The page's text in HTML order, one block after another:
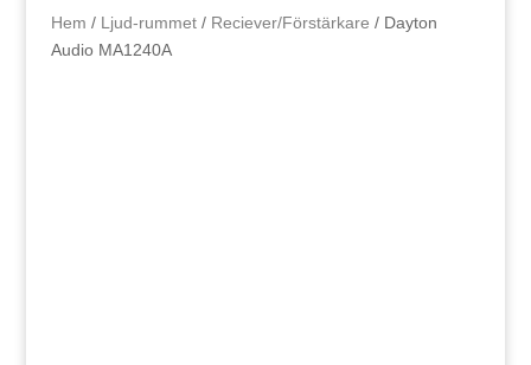
Hem / Ljud-rummet/ Reciever/Förstärkare / Dayton
Audio MA1240A